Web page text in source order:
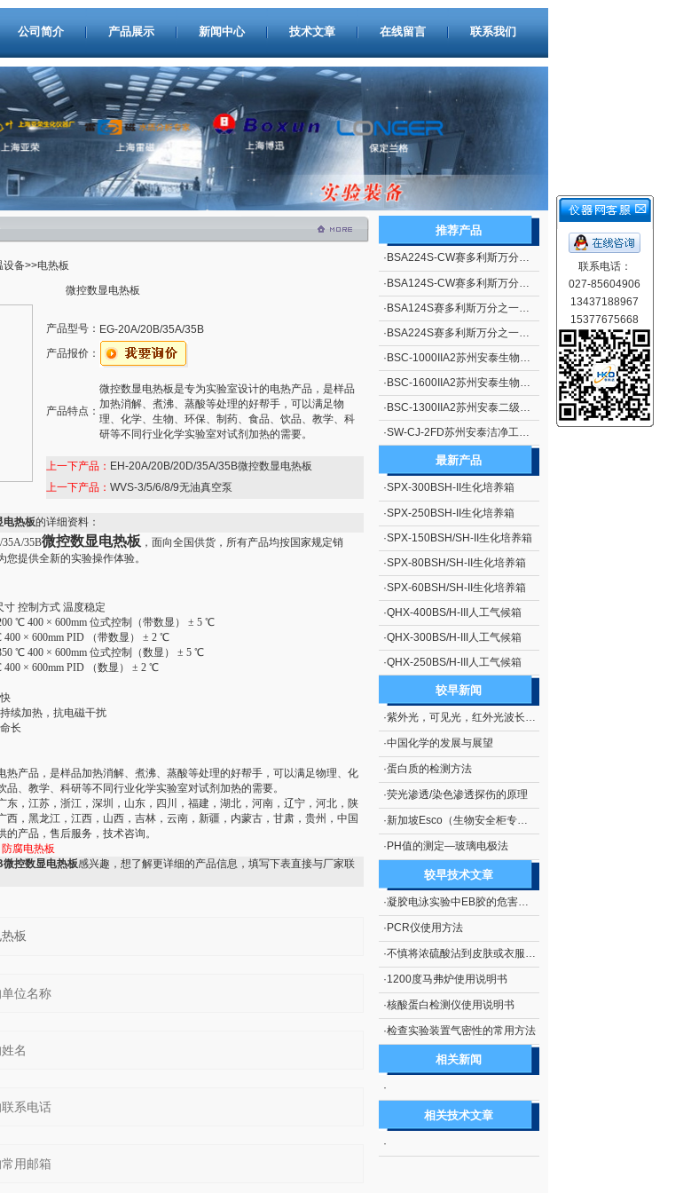
公司简介 产品展示 新闻中心 技术文章 在线留言 联系我们
设备>>电热板
微控数显电热板
产品型号： EG-20A/20B/35A/35B
产品报价：
产品特点：
微控数显电热板是专为实验室设计的电热产品，是样品
加热消解、煮沸、蒸酸等处理的好帮手，可以满足物
理、化学、生物、环保、制药、食品、饮品、教学、科
研等不同行业化学实验室对试剂加热的需要。
上一下产品： EH-20A/20B/20D/35A/35B微控数显电热板
上一下产品： WVS-3/5/6/8/9无油真空泵
电热板的详细资料：
35B微控数显电热板 ，面向全国供货，所有产品均按国家规定销
提供全新的实验操作体验。
寸 控制方式 温度稳定
℃ 400 × 600mm 位式控制（带数显） ± 5 ℃
× 600mm PID （带数显） ± 2 ℃
℃ 400 × 600mm 位式控制（数显） ± 5 ℃
× 600mm PID （数显） ± 2 ℃
续加热，抗电磁干扰
长
热产品，是样品加热消解、煮沸、蒸酸等处理的好帮手，可以满足物理、化
、教学、科研等不同行业化学实验室对试剂加热的需要。
东，江苏，浙江，深圳，山东，四川，福建，湖北，河南，辽宁，河北，陕
西，黑龙江，江西，山西，吉林，云南，新疆，内蒙古，甘肃，贵州，中国
产品，售后服务，技术咨询。
防腐电热板
控数显电热板感兴趣，想了解更详细的产品信息，填写下表直接与厂家联
推荐产品
· BSA224S-CW赛多利斯万分之一电子天平
· BSA124S-CW赛多利斯万分之一电子天平
· BSA124S赛多利斯万分之一电子天平
· BSA224S赛多利斯万分之一电子天平
· BSC-1000IIA2苏州安泰生物安全柜
· BSC-1600IIA2苏州安泰生物安全柜
· BSC-1300IIA2苏州安泰二级生物安全柜（停产）
·SW-CJ-2FD苏州安泰洁净工作台单人单面、垂直送风 净化工作台 超净工作台
最新产品
·SPX-300BSH-II生化培养箱
·SPX-250BSH-II生化培养箱
·SPX-150BSH/SH-II生化培养箱
·SPX-80BSH/SH-II生化培养箱
·SPX-60BSH/SH-II生化培养箱
·QHX-400BS/H-III人工气候箱
·QHX-300BS/H-III人工气候箱
·QHX-250BS/H-III人工气候箱
较早新闻
·紫外光，可见光，红外光波长范围
·中国化学的发展与展望
·蛋白质的检测方法
·荧光渗透/染色渗透探伤的原理
·新加坡Esco（生物安全柜专业厂商）
· PH值的测定—玻璃电极法
较早技术文章
·凝胶电泳实验中EB胶的危害及处理措施
· PCR仪使用方法
·不慎将浓硫酸沾到皮肤或衣服上的处理方法
·1200度马弗炉使用说明书
·核酸蛋白检测仪使用说明书
·检查实验装置气密性的常用方法
相关新闻
·
相关技术文章
·
联系电话：
027-85604906
13437188967
15377675668